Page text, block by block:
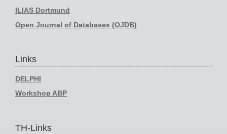
ILIAS Dortmund
Open Journal of Databases (OJDB)
Links
DELPHI
Workshop ABP
TH-Links